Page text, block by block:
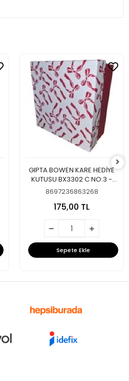
GIPTA BOWEN KARE HEDİYE
KUTUSU BX3302 C NO:3 -
TEKLİ
8697236863268
175,00 TL
Sepete Ekle